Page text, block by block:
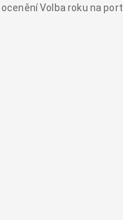
Volba roku na